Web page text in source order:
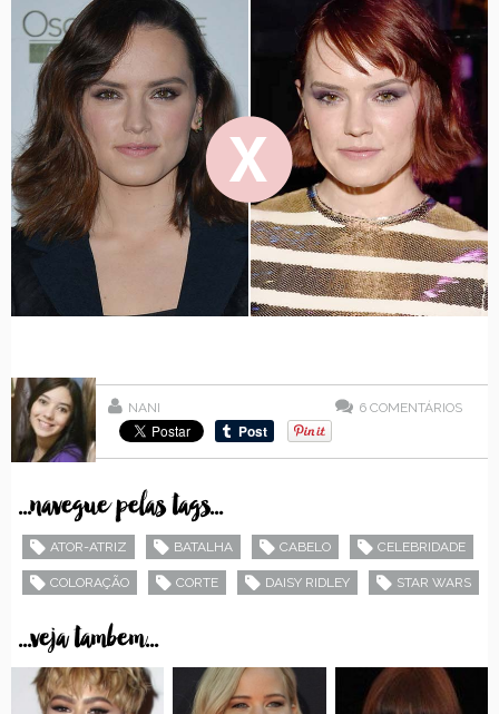
NANI 6 COMENTÁRIOS
...navegue pelas tags...
ATOR-ATRIZ BATALHA CABELO CELEBRIDADE
COLORAÇÃO CORTE DAISY RIDLEY STAR WARS
...veja tambem...